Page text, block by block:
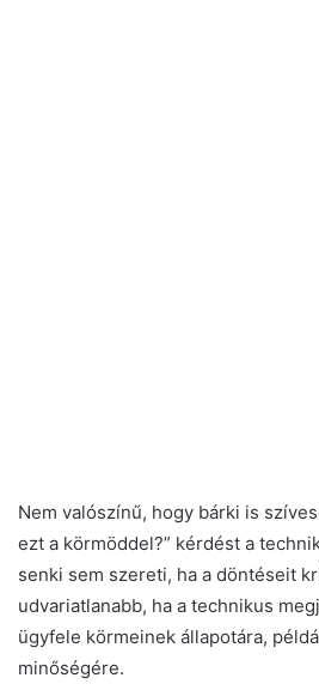
Nem valószínű, hogy bárki is
ezt a körmöddel?” kérdést a
senki sem szereti, ha a döntéseit
udvariatlanabb, ha a technikus
ügyfele körmeinek állapotára,
minőségére.